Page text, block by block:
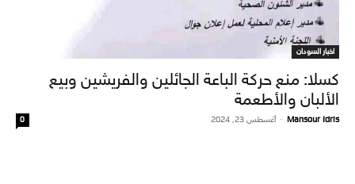
اخبار السودان
كسلا: منع حركة الباعة الجائلين والفريشين وبيع
الألبان والأطعمة
Mansour Idris
- أغسطس 23, 2024 0